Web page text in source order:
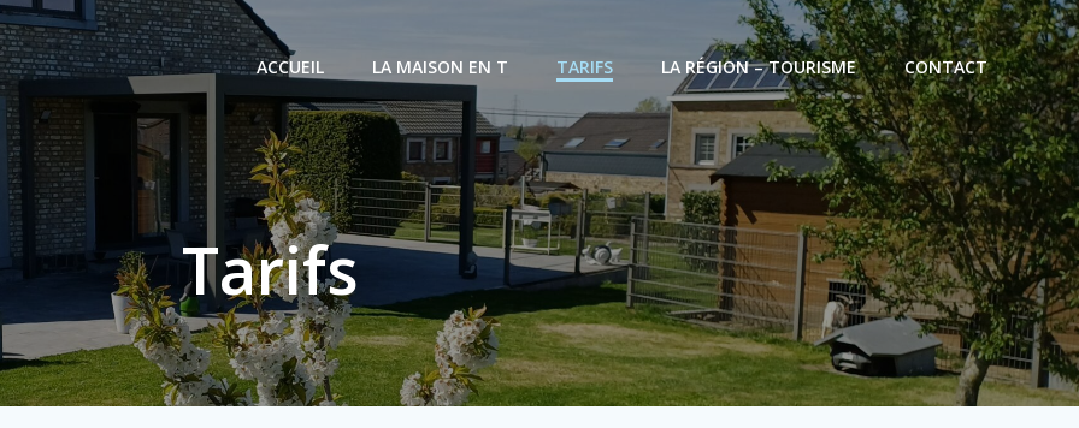
ACCUEIL LA MAISON EN T TARIFS LA RÉGION – TOURISME CONTACT
Tarifs